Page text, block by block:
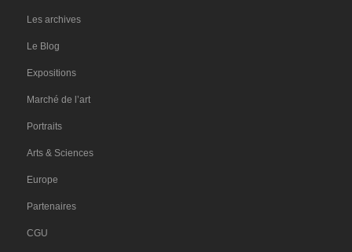
Les archives
Le Blog
Expositions
Marché de l’art
Portraits
Arts & Sciences
Europe
Partenaires
CGU